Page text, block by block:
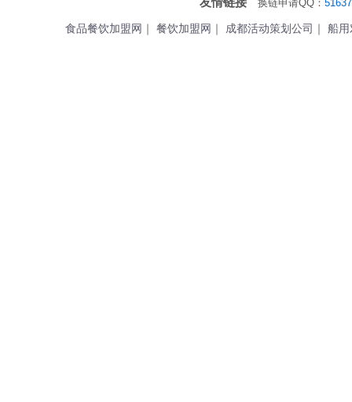
换链申请QQ：
食品餐饮加盟网 ｜ 餐饮加盟网 ｜ 成都活动策划公司 ｜ 船用